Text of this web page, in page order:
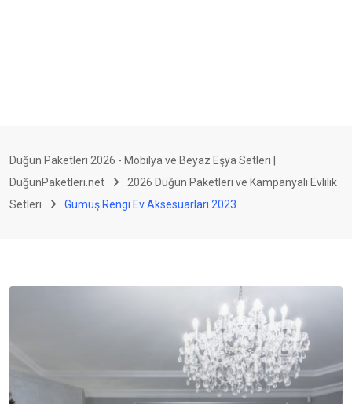
Düğün Paketleri 2026 - Mobilya ve Beyaz Eşya Setleri |
DüğünPaketleri.net
2026 Düğün Paketleri ve Kampanyalı Evlilik
Setleri
Gümüş Rengi Ev Aksesuarları 2023